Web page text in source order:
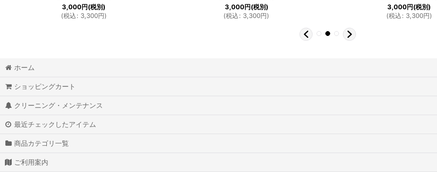
3,000円(税別)
(税込: 3,300円)
3,000円(税別)
(税込: 3,300円)
3,000円(税別)
(税込: 3,300円)
ホーム
ショッピングカート
クリーニング・メンテナンス
最近チェックしたアイテム
商品カテゴリ一覧
ご利用案内